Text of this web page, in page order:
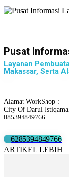
Pusat
Layanan
Makassar, Serta
Alamat WorkShop :
City Of Darul
085394849766
6285394849766
ARTIKEL LEBIH